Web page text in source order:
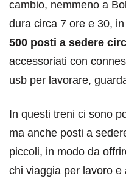
cambio, nemmeno a
dura circa 7 ore e 30,
500 posti a sedere
accessoriati con
usb per lavorare,
In questi treni ci sono
ma anche posti a
piccoli, in modo da
chi viaggia per lavoro